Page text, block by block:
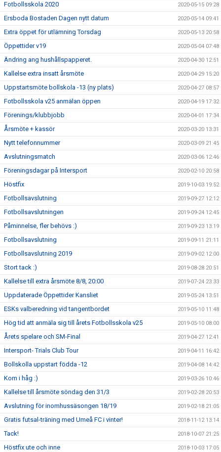
Fotbollsskola 2020 2020-05-15 09:28
Ersboda Bostaden Dagen nytt datum 2020-05-14 09:41
Extra öppet för utlämning Torsdag 2020-05-13 20:58
Öppettider v19 2020-05-04 07:48
Ändring ang hushållspapperet. 2020-04-30 12:51
Kallelse extra insatt årsmöte 2020-04-29 15:20
Uppstartsmöte bollskola -13 (ny plats) 2020-04-27 08:57
Fotbollsskola v25 anmälan öppen 2020-04-19 17:32
Förenings/klubbjobb 2020-04-01 17:34
Årsmöte + kassör 2020-03-20 13:31
Nytt telefonnummer 2020-03-09 21:45
Avslutningsmatch 2020-03-06 12:46
Föreningsdagar på Intersport 2020-02-10 20:58
Höstfix 2019-10-03 19:52
Fotbollsavslutning 2019-09-27 12:12
Fotbollsavslutningen 2019-09-24 12:45
Påminnelse, fler behövs :) 2019-09-23 13:19
Fotbollsavslutning 2019-09-11 21:11
Fotbollsavslutning 2019 2019-09-02 12:00
Stort tack :) 2019-08-28 20:51
Kallelse till extra årsmöte 8/8, 20:00 2019-07-24 23:33
Uppdaterade Öppettider Kansliet 2019-05-24 13:51
ESKs valberedning vid tangentbordet 2019-05-10 11:48
Hög tid att anmäla sig till årets Fotbollsskola v25 2019-05-10 08:00
Årets spelare och SM-Final 2019-04-27 12:41
Intersport- Trials Club Tour 2019-04-11 16:42
Bollskolla uppstart födda -12 2019-04-08 14:42
Kom i håg :) 2019-03-26 10:46
Kallelse till årsmöte söndag den 31/3 2019-02-28 20:53
Avslutning för inomhussäsongen 18/19 2019-02-18 21:05
Gratis futsal-träning med Umeå FC i vinter! 2018-11-12 13:14
Tack! 2018-10-07 21:25
Höstfix ute och inne 2018-10-03 17:05